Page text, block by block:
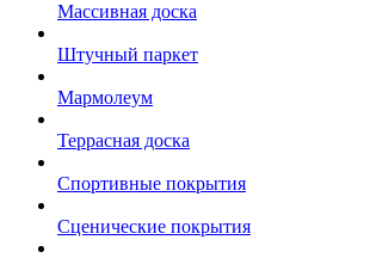
Массивная доска
Штучный паркет
Мармолеум
Террасная доска
Спортивные покрытия
Сценические покрытия